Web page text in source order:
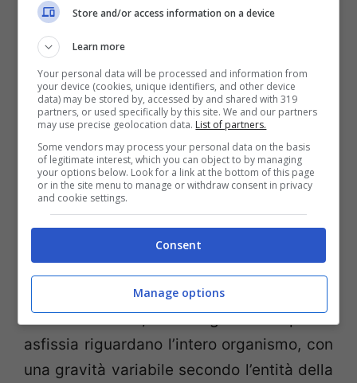
arterie e vene, in quanto nel sangue risulta
esservi meno ossigeno e più anidride
carbonica rispetto alle condizioni
fisiologicamente tollerate. La logica
conseguenza di questa cascata di eventi è
ladiminuzione dell’ossigenazione dei
tessuti, cosa che provocasofferenza
negli organi, mancamenti, fino alla
cessazione del respiro.
Manifestazione della malattia
Prevedibilmente, le conseguenze di questa
asfissia riguardano l’intero organismo, con
una gravità variabile secondo l’entità della
Store and/or access information on a device
Learn more
Your personal data will be processed and information from
your device (cookies, unique identifiers, and other device
data) may be stored by, accessed by and shared with 319
partners, or used specifically by this site. We and our partners
may use precise geolocation data. List of partners.
Some vendors may process your personal data on the basis
of legitimate interest, which you can object to by managing
your options below. Look for a link at the bottom of this page
or in the site menu to manage or withdraw consent in privacy
and cookie settings.
Consent
Manage options